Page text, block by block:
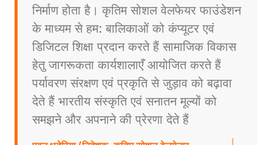
निर्माण होता है। कृतिम सोशल वेलफेयर फाउंडेशन
के माध्यम से हम: बालिकाओं को कंप्यूटर एवं
डिजिटल शिक्षा प्रदान करते हैं सामाजिक विकास
हेतु जागरूकता कार्यशालाएँ आयोजित करते हैं
पर्यावरण संरक्षण एवं प्रकृति से जुड़ाव को बढ़ावा
देते हैं भारतीय संस्कृति एवं सनातन मूल्यों को
समझने और अपनाने की प्रेरणा देते हैं